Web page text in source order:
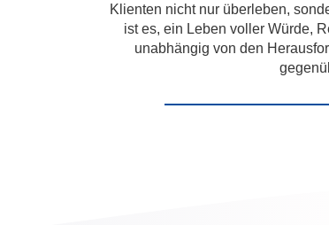
Klienten nicht nur überleben,
ist es, ein Leben voller Würde,
unabhängig von den